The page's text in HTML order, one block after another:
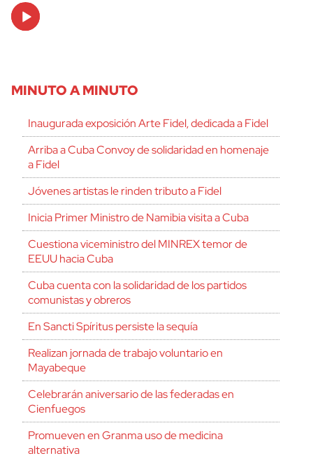
Audio
Player
MINUTO A MINUTO
Inaugurada exposición Arte Fidel, dedicada a Fidel
Arriba a Cuba Convoy de solidaridad en homenaje
a Fidel
Jóvenes artistas le rinden tributo a Fidel
Inicia Primer Ministro de Namibia visita a Cuba
Cuestiona viceministro del MINREX temor de
EEUU hacia Cuba
Cuba cuenta con la solidaridad de los partidos
comunistas y obreros
En Sancti Spíritus persiste la sequía
Realizan jornada de trabajo voluntario en
Mayabeque
Celebrarán aniversario de las federadas en
Cienfuegos
Promueven en Granma uso de medicina
alternativa